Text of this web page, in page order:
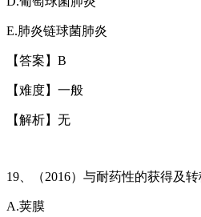
E.肺炎链球菌肺炎
【答案】 B
【难度】一般
【解析】无
19 、（2016）与耐药性的获得及
A.荚膜